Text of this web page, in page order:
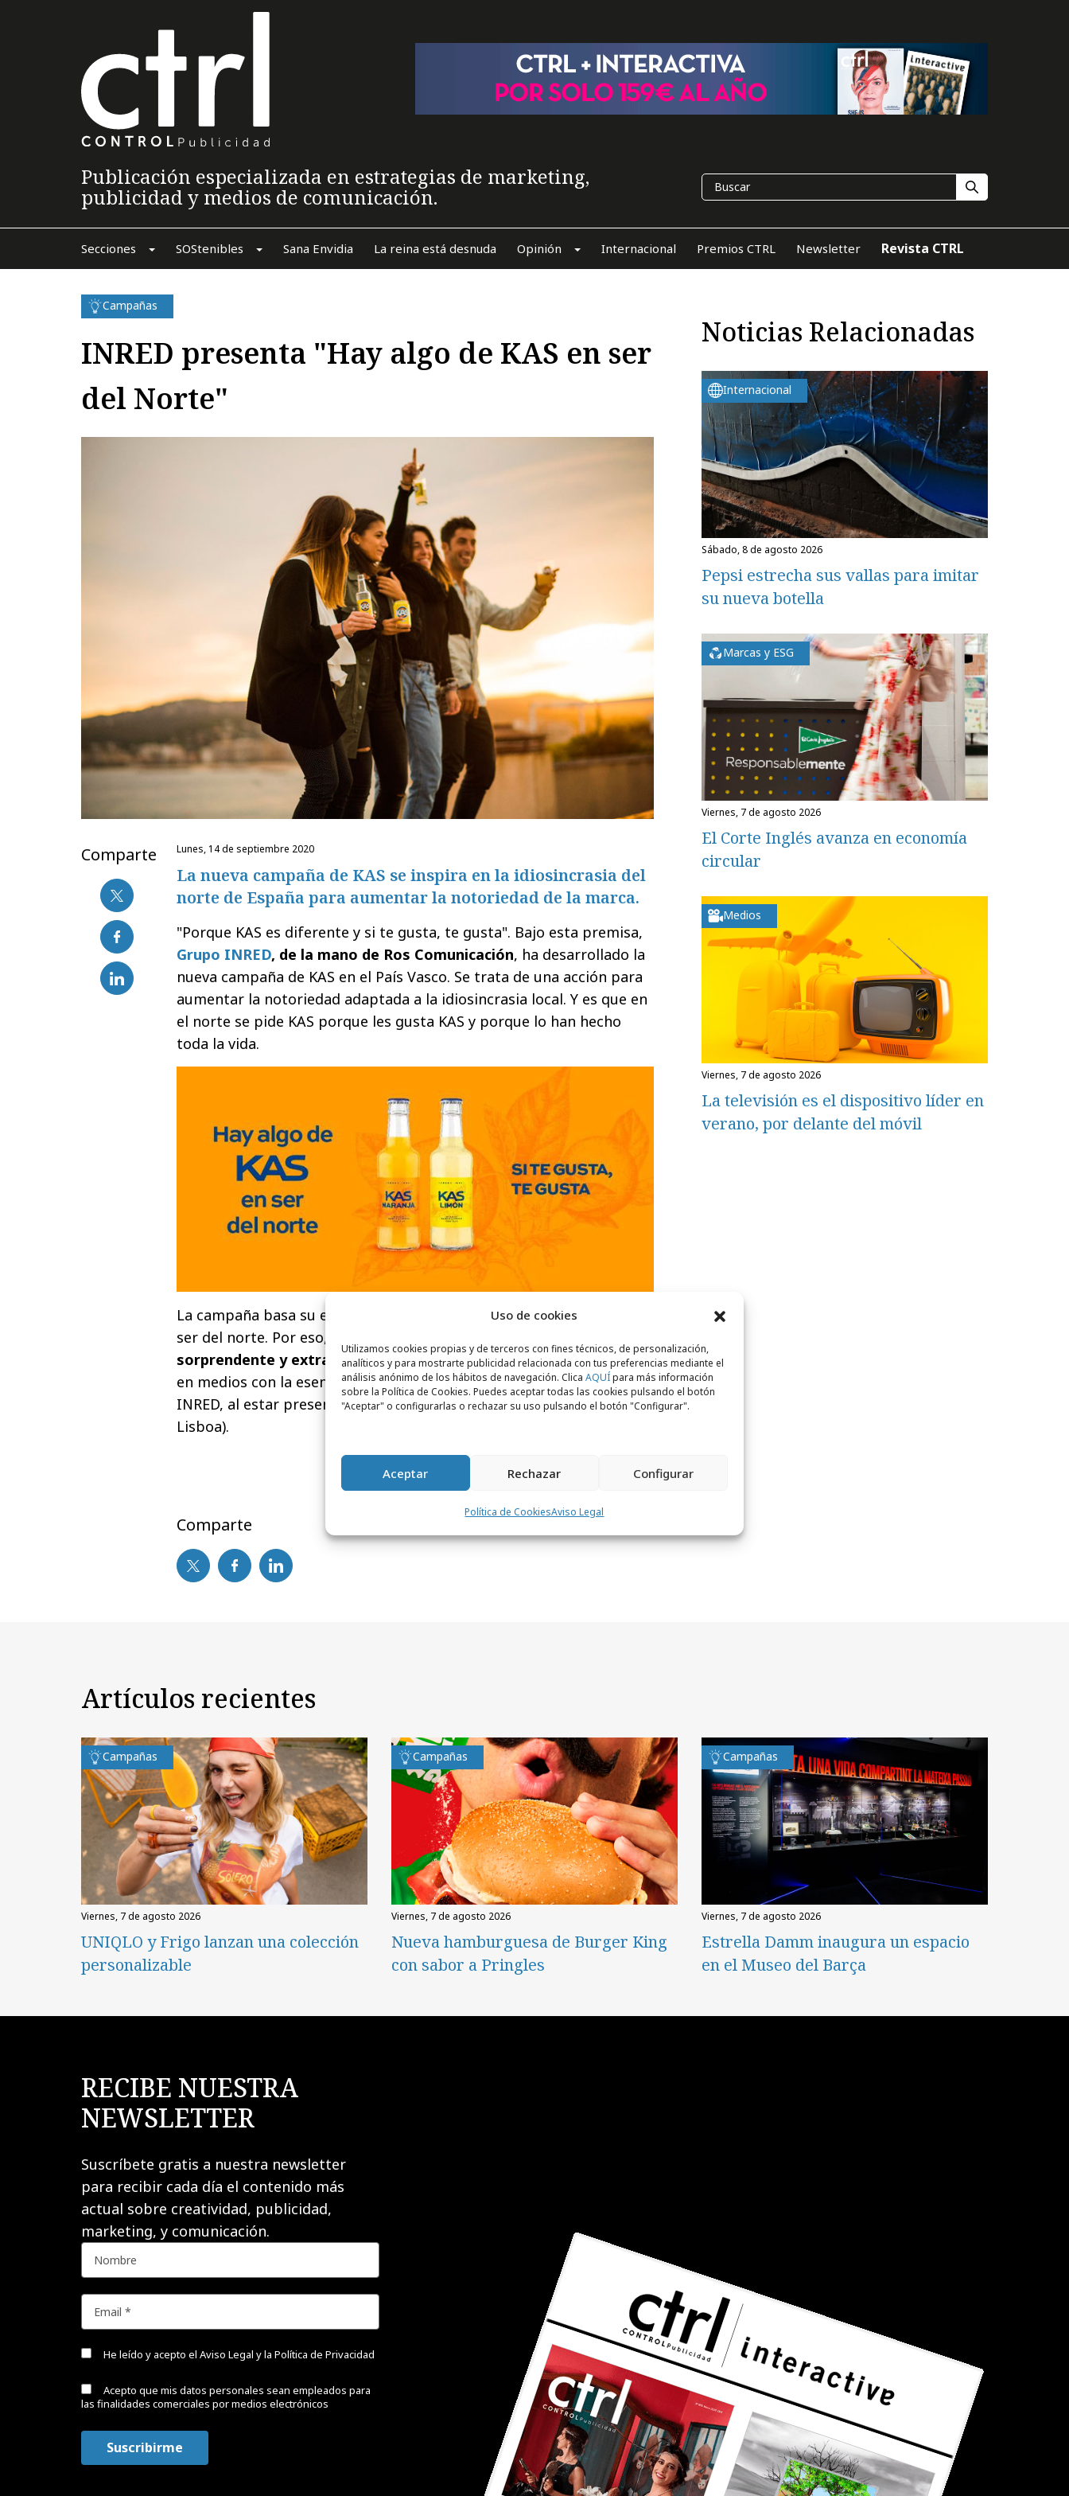
Uso de cookies
Utilizamos cookies propias y de terceros con fines técnicos, de personalización,
analíticos y para mostrarte publicidad relacionada con tus preferencias mediante el
análisis anónimo de los hábitos de navegación. Clica AQUÍpara más información
sobre la Política de Cookies. Puedes aceptar todas las cookies pulsando el botón
"Aceptar" o configurarlas o rechazar su uso pulsando el botón "Configurar".
Aceptar Rechazar Configurar
Política de CookiesAviso Legal
Publicación especializada en estrategias de marketing,
publicidad y medios de comunicación.
Secciones SOStenibles Sana Envidia La reina está desnuda Opinión Internacional Premios CTRL Newsletter Revista CTRL
Campañas
INRED presenta "Hay algo de KAS en ser
del Norte"
Comparte lunes, 14 de septiembre 2020
La nueva campaña de KAS se inspira en la idiosincrasia del
norte de España para aumentar la notoriedad de la marca.
"Porque KAS es diferente y si te gusta, te gusta". Bajo esta premisa,
Grupo INRED, de la mano de Ros Comunicación, ha desarrollado la
nueva campaña de KAS en el País Vasco. Se trata de una acción para
aumentar la notoriedad adaptada a la idiosincrasia local. Y es que en
el norte se pide KAS porque les gusta KAS y porque lo han hecho
toda la vida.
La campaña basa su eje creativo en la idea de que hay algo de Kas en
ser del norte. Por eso,
sorprendente y extraño que significa ser del norte. Una campaña
en medios con la esencia del norte que ha podido desarrollar Grupo
INRED, al estar presente en 16 ciudades en la península (incluida
Lisboa).
Comparte
Noticias Relacionadas
Internacional
sábado, 8 de agosto 2026
Pepsi estrecha sus vallas para imitar
su nueva botella
Marcas y ESG
viernes, 7 de agosto 2026
El Corte Inglés avanza en economía
circular
Medios
viernes, 7 de agosto 2026
La televisión es el dispositivo líder en
verano, por delante del móvil
Artículos recientes
Campañas
viernes, 7 de agosto 2026
UNIQLO y Frigo lanzan una colección
personalizable
Campañas
viernes, 7 de agosto 2026
Nueva hamburguesa de Burger King
con sabor a Pringles
Campañas
viernes, 7 de agosto 2026
Estrella Damm inaugura un espacio
en el Museo del Barça
RECIBE NUESTRA
NEWSLETTER
Suscríbete gratis a nuestra newsletter
para recibir cada día el contenido más
actual sobre creatividad, publicidad,
marketing, y comunicación.
He leído y acepto el Aviso Legal y la Política de Privacidad
Acepto que mis datos personales sean empleados para
las finalidades comerciales por medios electrónicos